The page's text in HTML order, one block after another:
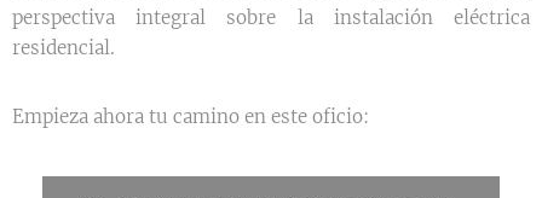
perspectiva integral sobre la instalación eléctrica
residencial.
Empieza ahora tu camino en este oficio: